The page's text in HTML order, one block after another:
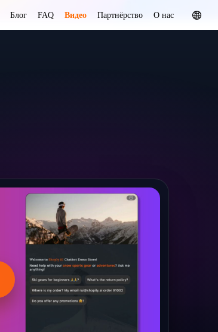
Блог FAQ Видео Партнёрство О нас